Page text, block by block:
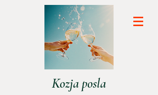
Kozja posla